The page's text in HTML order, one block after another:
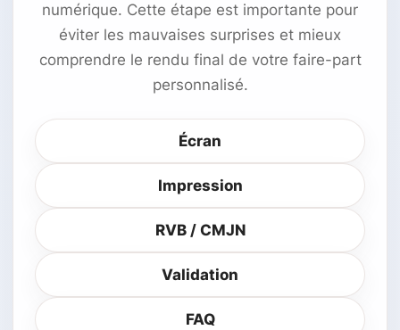
numérique. Cette étape est importante pour
éviter les mauvaises surprises et mieux
comprendre le rendu final de votre faire-part
personnalisé.
Écran
Impression
RVB / CMJN
Validation
FAQ